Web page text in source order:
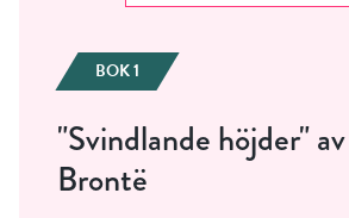
BOK 1
"Svindlande höjder"
Brontë